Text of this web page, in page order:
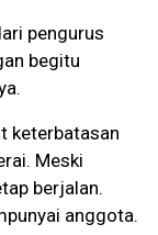
pengurus
begitu
keterbatasan
Meski
berjalan.
anggota.